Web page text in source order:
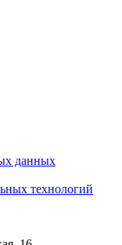
данных
технологий